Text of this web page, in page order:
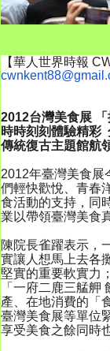
【華人世界時報
2012台灣美食展
時時刻刻體驗精彩
傳統復古主題館航
2012年臺灣美食展
們輕快歡悅、 青春
食活動的支持， 同
業以帶領臺灣美食
陳院長雀躍表示，
實讓人想馬上去各
堅實的重要軟實力
「一府二鹿三艋
產、在地消費的「
臺灣美食展等單位
享受美食之餘同時